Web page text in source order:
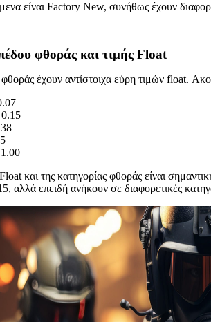
είναι Factory New, συνήθως έχουν
φθοράς και τιμής Float
φθοράς έχουν αντίστοιχα εύρη τιμών float.
και της κατηγορίας φθοράς είναι
αλλά επειδή ανήκουν σε διαφορετικές